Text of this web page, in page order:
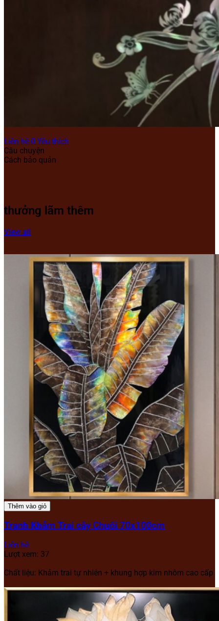
Liên hệ 0 Yêu thích
Câu chuyện
Cách bảo quản
thưởng lãm thêm
View all
Thêm vào giỏ
Tranh Khảm Trai cây Chuối 70x100cm
Liên hệ
Lượt xem: 37
Chất liệu: Khảm trai tự nhiên + khung hợp kim nhôm cao cấp